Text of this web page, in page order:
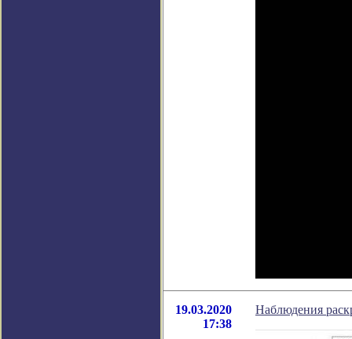
19.03.2020
17:38
Наблюдения